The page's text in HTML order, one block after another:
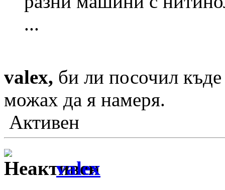
...
valex, би ли посочил къде
можах да я намеря.
Активен
valex